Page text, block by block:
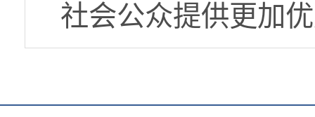
社会公众提供更加